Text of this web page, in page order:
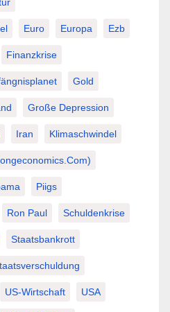
Euro Europa Ezb
Finanzkrise
Gold
Große Depression
Iran Klimaschwindel
Piigs
Ron Paul Schuldenkrise
Staatsbankrott
US-Wirtschaft USA